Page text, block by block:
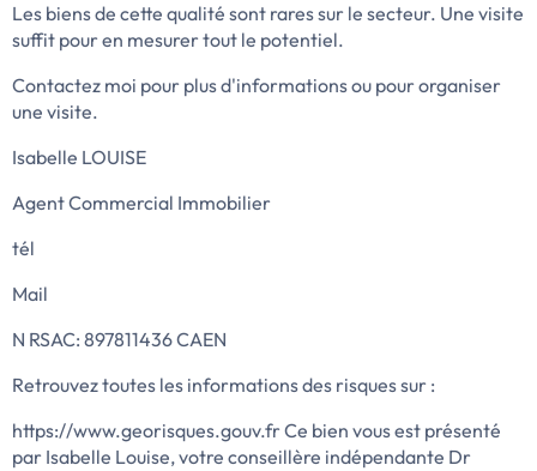
Les biens de cette qualité sont rares sur le secteur. Une visite
suffit pour en mesurer tout le potentiel.
Contactez moi pour plus d'informations ou pour organiser
une visite.
Isabelle LOUISE
Agent Commercial Immobilier
tél
Mail
N RSAC: 897811436 CAEN
Retrouvez toutes les informations des risques sur :
https://www.georisques.gouv.fr Ce bien vous est présenté
par Isabelle Louise, votre conseillère indépendante Dr